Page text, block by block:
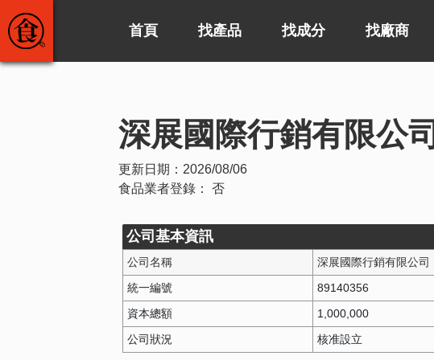
首頁 找產品 找成分 找廠商
深展國際行銷有限公司
更新日期： 2026/08/06
食品業者登錄：
否
公司基本資訊
公司名稱
深展國際行銷有限公司
統一編號
89140356
資本總額
1,000,000
公司狀況
核准設立